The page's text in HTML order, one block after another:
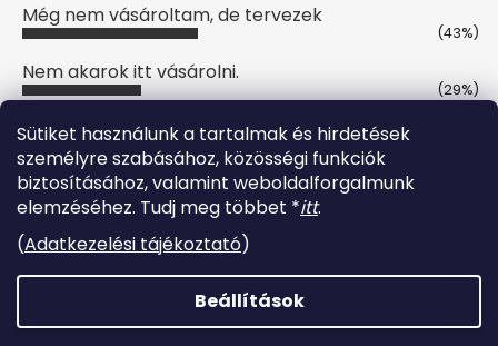
Sütiket használunk a tartalmak és hirdetések
személyre szabásához, közösségi funkciók
biztosításához, valamint weboldalforgalmunk
elemzéséhez. Tudj meg többet *itt.
(Adatkezelési tájékoztató)
Beállítások
Még nem vásároltam, de tervezek
(43%)
Nem akarok itt vásárolni.
(29%)
Szavazatok száma:7
Online fizetési lehetőséget biztosítunk